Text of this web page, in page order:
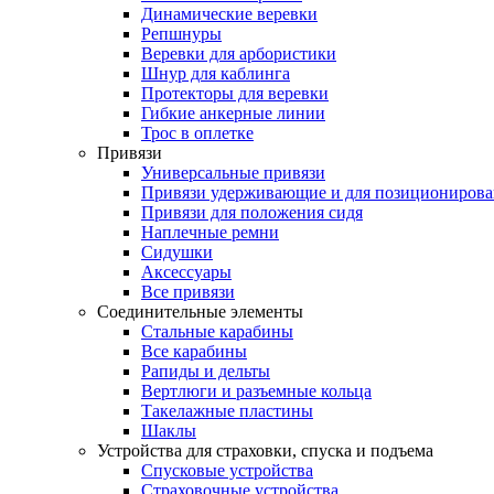
Динамические веревки
Репшнуры
Веревки для арбористики
Шнур для каблинга
Протекторы для веревки
Гибкие анкерные линии
Трос в оплетке
Привязи
Универсальные привязи
Привязи удерживающие и для
Привязи для положения сидя
Наплечные ремни
Сидушки
Аксессуары
Все привязи
Соединительные элементы
Стальные карабины
Все карабины
Рапиды и дельты
Вертлюги и разъемные кольца
Такелажные пластины
Шаклы
Устройства для страховки, спуска и подъема
Спусковые устройства
Страховочные устройства